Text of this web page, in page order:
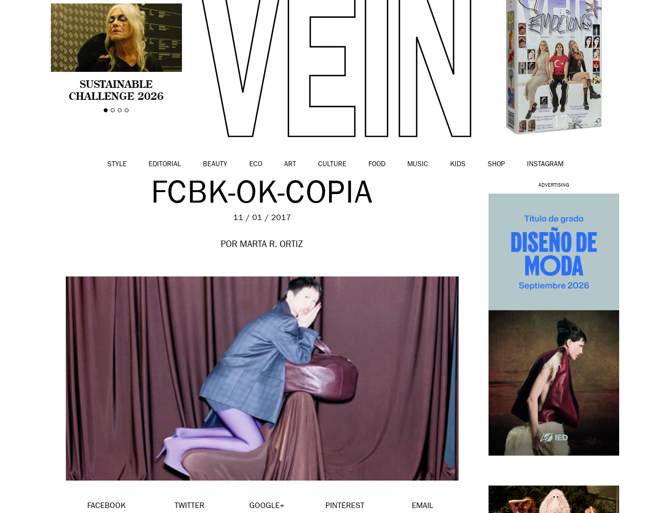
SUSTAINABLE
CHALLENGE 2026
CELEBRA LA
STYLE EDITORIAL BEAUTY ECO ART CULTURE FOOD MUSIC KIDS SHOP INSTAGRAM
FCBK-OK-COPIA
11 / 01 / 2017
POR MARTA R. ORTIZ
FACEBOOK TWITTER GOOGLE+ PINTEREST EMAIL
ADVERTISING